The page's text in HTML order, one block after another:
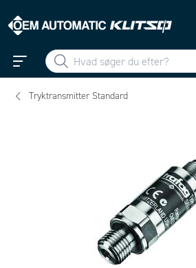
Tryktransmitter Standard